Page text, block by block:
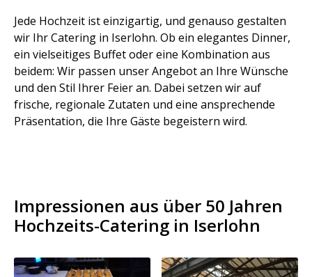
Jede Hochzeit ist einzigartig, und genauso gestalten
wir Ihr Catering in Iserlohn. Ob ein elegantes Dinner,
ein vielseitiges Buffet oder eine Kombination aus
beidem: Wir passen unser Angebot an Ihre Wünsche
und den Stil Ihrer Feier an. Dabei setzen wir auf
frische, regionale Zutaten und eine ansprechende
Präsentation, die Ihre Gäste begeistern wird.
Impressionen aus über 50 Jahren
Hochzeits-Catering in Iserlohn